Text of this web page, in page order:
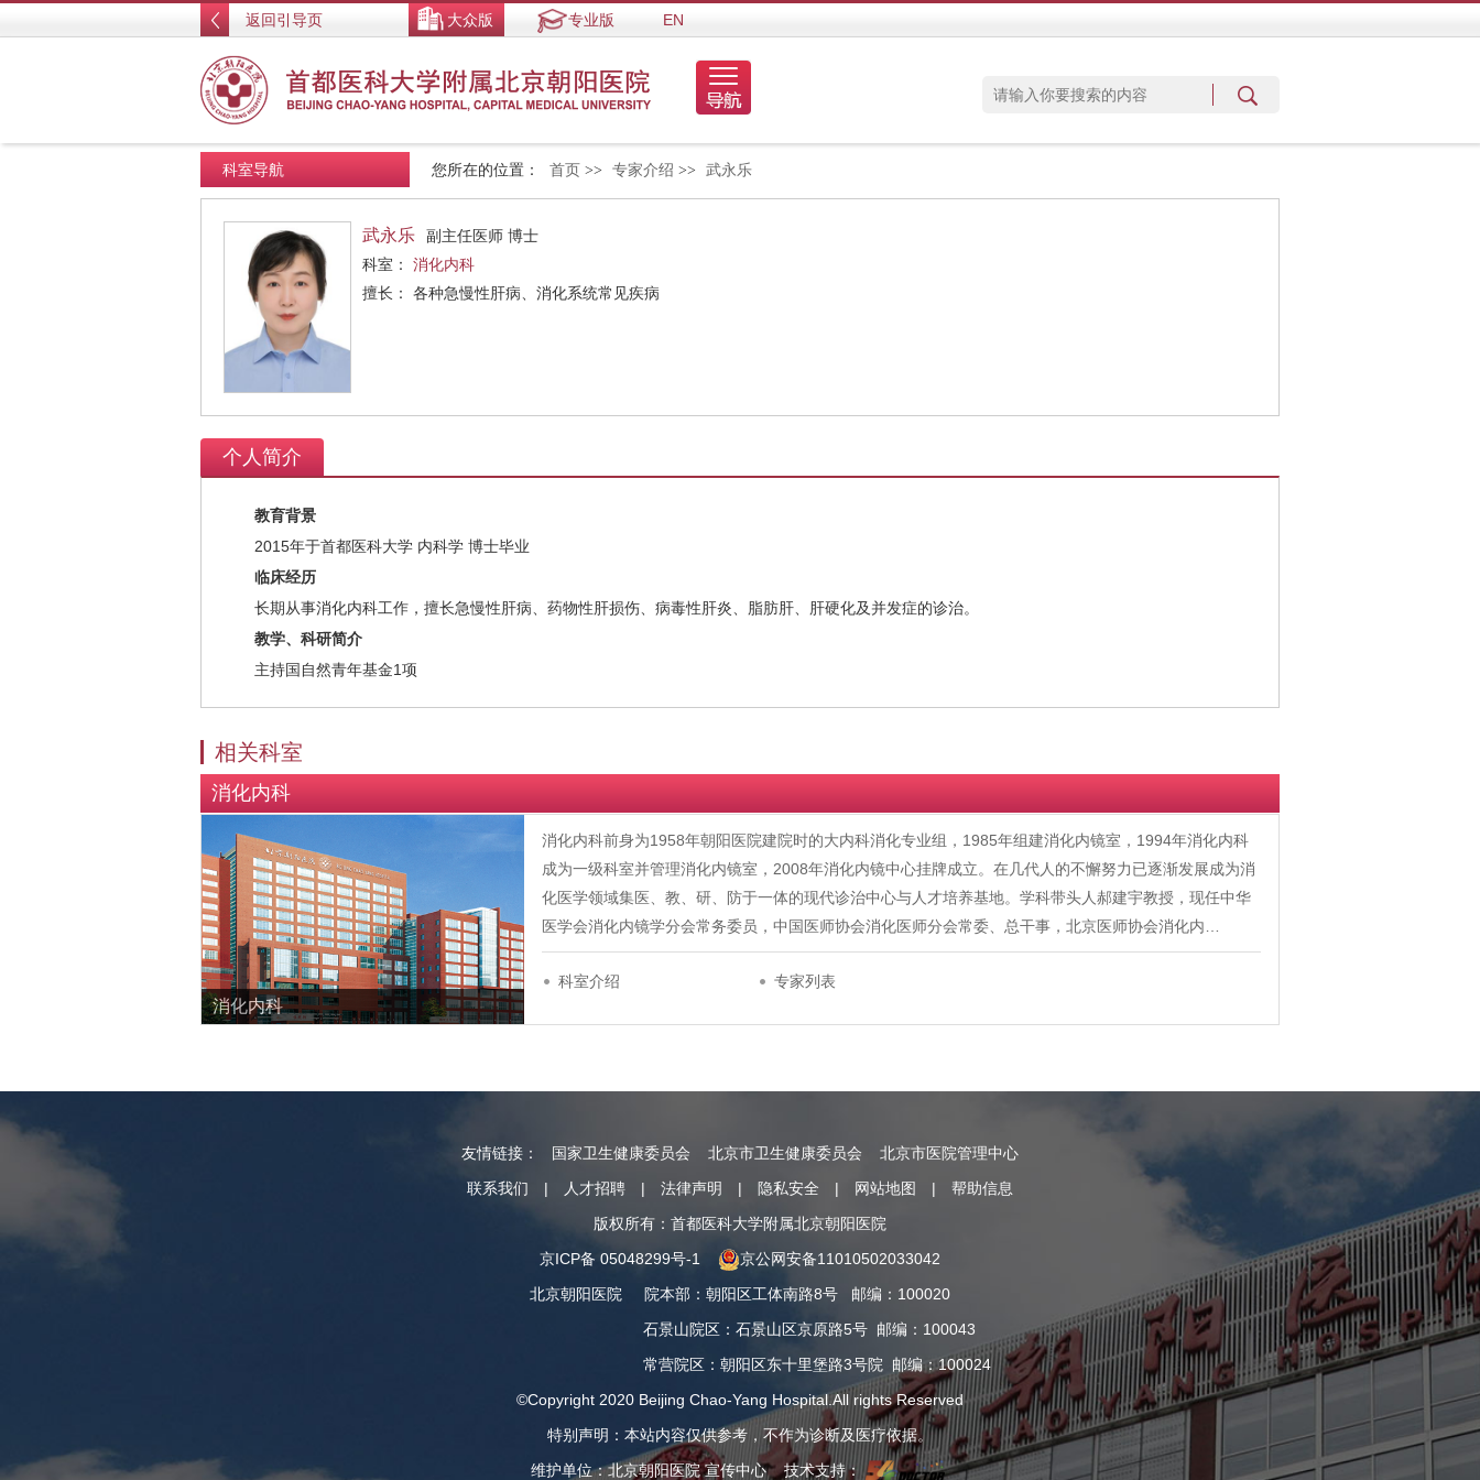
返回引导页 大众版 专业版 EN
您所在的位置： 首页 >> 专家介绍 >> 武永乐
科室导航
武永乐
副主任医师 博士
科室： 消化内科
擅长： 各种急慢性肝病、消化系统常见疾病
个人简介
教育背景
2015年于首都医科大学 内科学 博士毕业
临床经历
长期从事消化内科工作，擅长急慢性肝病、药物性肝损伤、病毒性肝炎、脂肪肝、肝硬化及并发症的诊治。
教学、科研简介
主持国自然青年基金1项
相关科室
消化内科
消化内科
消化内科前身为1958年朝阳医院建院时的大内科消化专业组，1985年组建消化内镜室，1994年消化内科
成为一级科室并管理消化内镜室，2008年消化内镜中心挂牌成立。在几代人的不懈努力已逐渐发展成为消
化医学领域集医、教、研、防于一体的现代诊治中心与人才培养基地。学科带头人郝建宇教授，现任中华
医学会消化内镜学分会常务委员，中国医师协会消化医师分会常委、总干事，北京医师协会消化内…
科室介绍 专家列表
友情链接： 国家卫生健康委员会 北京市卫生健康委员会
北京市医院管理中心
联系我们
| 人才招聘 | 法律声明 | 隐私安全 | 网站地图 |
帮助信息
版权所有：首都医科大学附属北京朝阳医院
京ICP备 05048299号-1
京公网安备11010502033042
北京朝阳医院
院本部 ： 朝阳区工体南路8号 邮编：100020
石景山院区 ： 石景山区京原路5号 邮编：100043
常营院区 ： 朝阳区东十里堡路3号院 邮编：100024
©Copyright 2020 Beijing Chao-Yang Hospital.All rights Reserved
特别声明：本站内容仅供参考，不作为诊断及医疗依据。
维护单位：北京朝阳医院 宣传中心 技术支持：